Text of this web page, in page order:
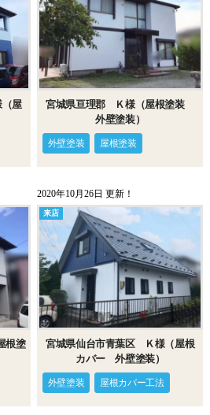
屋
宮城県亘理郡 Ｋ様（屋根塗装
外壁塗装）
外壁塗装 屋根塗装
根塗
2020年10月26日 更新！
来店
宮城県仙台市青葉区 Ｋ様（屋根
カバー 外壁塗装）
外壁塗装 屋根カバー工法